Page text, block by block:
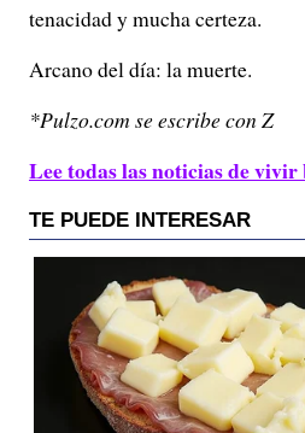
tenacidad y mucha certeza.
Arcano del día: la muerte.
*Pulzo.com se escribe con Z
Lee todas las noticias de